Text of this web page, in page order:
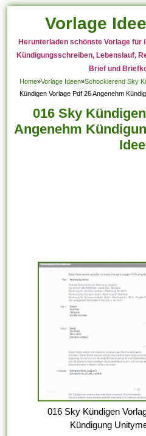
Vorlage
Herunterladen schönste Vorlage für
Kündigungsschreiben, Lebenslauf,
Brief und
Home»Vorlage Ideen»Schockierend Sky
Kündigen Vorlage Pdf 26 Angenehm
016 Sky
Angenehm
016 Sky Kündigen
Kündigung